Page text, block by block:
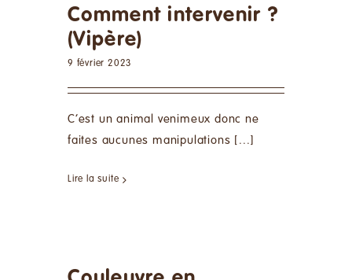
Comment intervenir ?
(Vipère)
9 février 2023
C’est un animal venimeux donc ne
faites aucunes manipulations [...]
Lire la suite